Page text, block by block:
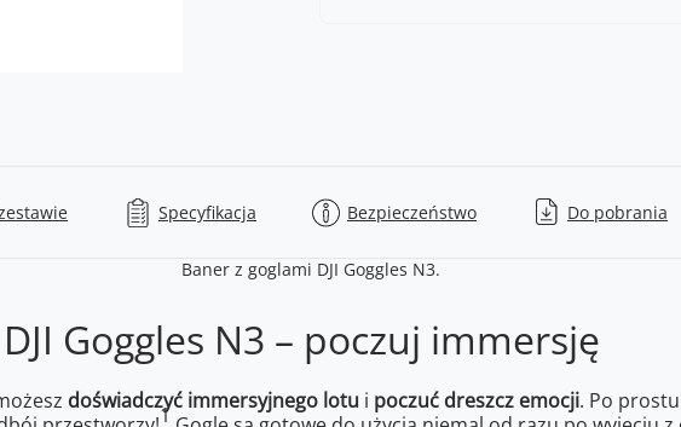
Specyfikacja Bezpieczeństwo Do pobrania
DJI Goggles N3 – poczuj immersję
doświadczyć immersyjnego lotu i poczuć dreszcz emocji. Po
1